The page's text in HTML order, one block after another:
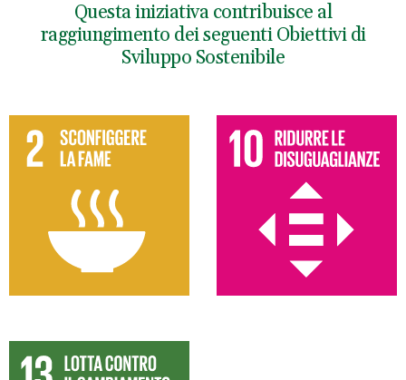
Questa iniziativa contribuisce al
raggiungimento dei seguenti Obiettivi di
Sviluppo Sostenibile